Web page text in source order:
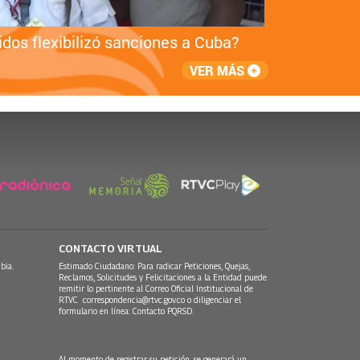
flexibilizó sanciones a Cuba?
VER MÁS
CONTACTO VIRTUAL
Estimado Ciudadano: Para radicar Peticiones, Quejas,
Reclamos, Solicitudes y Felicitaciones a la Entidad puede
remitir lo pertinente al Correo Oficial Institucional de
RTVC correspondencia@rtvc.gov.co o diligenciar el
formulario en línea: Contacto PQRSD.